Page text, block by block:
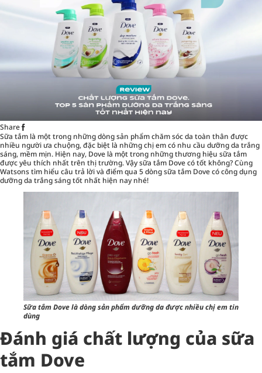
Share
Sữa tắm là một trong những dòng sản phẩm chăm sóc da toàn thân được
nhiều người ưa chuộng, đặc biệt là những chị em có nhu cầu dưỡng da trắng
sáng, mềm mịn. Hiện nay, Dove là một trong những thương hiệu sữa tắm
được yêu thích nhất trên thị trường. Vậy sữa tắm Dove có tốt không? Cùng
Watsons tìm hiểu câu trả lời và điểm qua 5 dòng sữa tắm Dove có công dụng
dưỡng da trắng sáng tốt nhất hiện nay nhé!
Sữa tắm Dove là dòng sản phẩm dưỡng da được nhiều chị em tin
dùng
Đánh giá chất lượng của sữa
tắm Dove